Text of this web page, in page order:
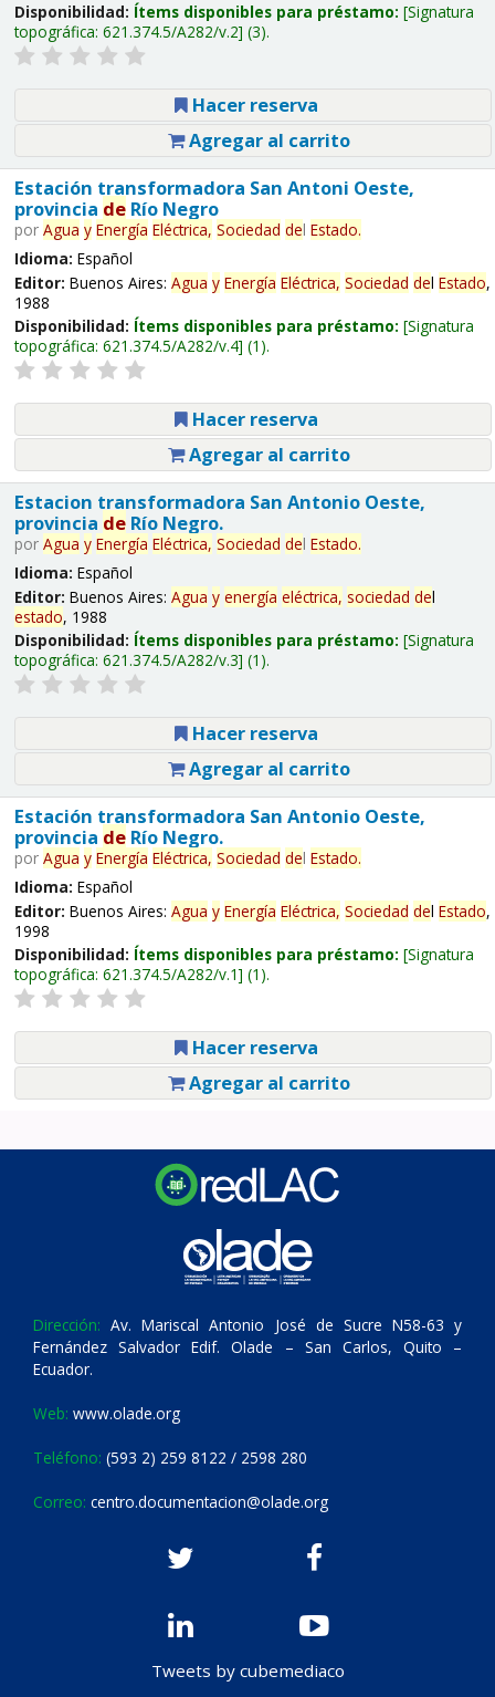
Disponibilidad: Ítems disponibles para préstamo: Signatura
topográfica: 621.374.5/A282/v.2 (3).
Hacer reserva
Agregar al carrito
Estación transformadora San Antoni Oeste,
provincia deRío Negro
por Agua y Energía Eléctrica, Sociedad del Estado.
Idioma: Español
Editor: Buenos Aires: Agua y Energía Eléctrica, Sociedad del Estado,
1988
Disponibilidad: Ítems disponibles para préstamo: Signatura
topográfica: 621.374.5/A282/v.4 (1).
Hacer reserva
Agregar al carrito
Estacion transformadora San Antonio Oeste,
provincia deRío Negro.
por Agua y Energía Eléctrica, Sociedad del Estado.
Idioma: Español
Editor: Buenos Aires: Agua y energía eléctrica, sociedad del
estado, 1988
Disponibilidad: Ítems disponibles para préstamo: Signatura
topográfica: 621.374.5/A282/v.3 (1).
Hacer reserva
Agregar al carrito
Estación transformadora San Antonio Oeste,
provincia deRío Negro.
por Agua y Energía Eléctrica, Sociedad del Estado.
Idioma: Español
Editor: Buenos Aires: Agua y Energía Eléctrica, Sociedad del Estado,
1998
Disponibilidad: Ítems disponibles para préstamo: Signatura
topográfica: 621.374.5/A282/v.1 (1).
Hacer reserva
Agregar al carrito
Dirección: Av. Mariscal Antonio José de Sucre N58-63 y
Fernández Salvador Edif. Olade – San Carlos, Quito –
Ecuador.
Web: www.olade.org
Teléfono: (593 2) 259 8122 / 2598 280
Correo: centro.documentacion@olade.org
Tweets by cubemediaco